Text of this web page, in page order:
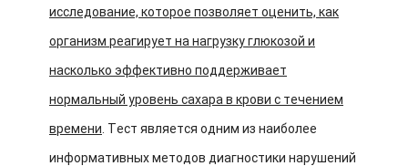
исследование, которое позволяет оценить, как
организм реагирует на нагрузку глюкозой и
насколько эффективно поддерживает
нормальный уровень сахара в крови с течением
времени . Тест является одним из наиболее
информативных методов диагностики нарушений